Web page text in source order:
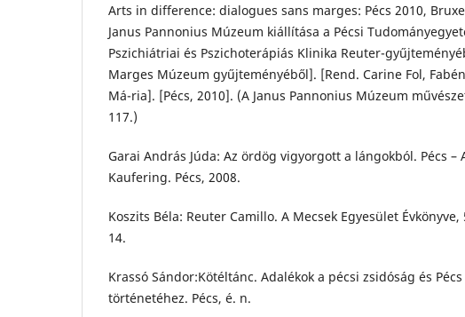
Arts in difference: dialogues sans marges: Pécs 2010,
Janus Pannonius Múzeum kiállítása a Pécsi
Pszichiátriai és Pszichoterápiás Klinika Reuter-
Marges Múzeum gyűjteményéből]. [Rend. Carine Fol,
Má-ria]. [Pécs, 2010]. (A Janus Pannonius Múzeum
117.)
Garai András Júda: Az ördög vigyorgott a lángokból. Pécs –
Kaufering. Pécs, 2008.
Koszits Béla: Reuter Camillo. A Mecsek Egyesület Évkönyve,
14.
Krassó Sándor:Kötéltánc. Adalékok a pécsi zsidóság és
történetéhez. Pécs, é. n.